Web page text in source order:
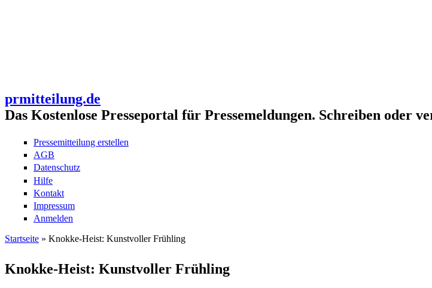
prmitteilung.de
Das Kostenlose Presseportal für Pressemeldungen. Schreiben oder
Pressemitteilung erstellen
AGB
Datenschutz
Hilfe
Kontakt
Impressum
Anmelden
Startseite » Knokke-Heist: Kunstvoller Frühling
Knokke-Heist: Kunstvoller Frühling